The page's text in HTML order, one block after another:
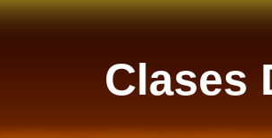
Clases